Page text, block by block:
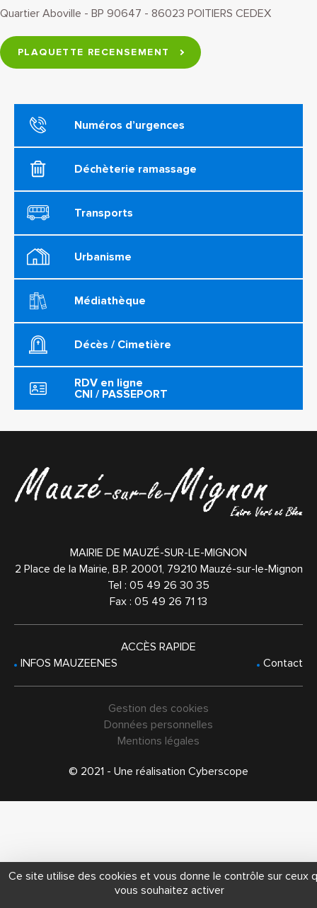
Quartier Aboville - BP 90647 - 86023 POITIERS CEDEX
PLAQUETTE RECENSEMENT
Numéros d’urgences
Déchèterie ramassage
Transports
Urbanisme
Médiathèque
Décès / Cimetière
RDV en ligne
CNI / PASSEPORT
MAIRIE DE MAUZÉ-SUR-LE-MIGNON
2 Place de la Mairie, B.P. 20001, 79210 Mauzé-sur-le-Mignon
Tel : 05 49 26 30 35
Fax : 05 49 26 71 13
ACCÈS RAPIDE
INFOS MAUZEENES
Contact
© 2021 - Une réalisation Cyberscope
Gestion des cookies
Données personnelles
Mentions légales
Ce site utilise des cookies et vous donne le contrôle sur ceux
vous souhaitez activer